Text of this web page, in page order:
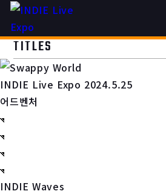
TITLES
INDIE Live Expo 2024.5.25
어드벤처
INDIE Waves